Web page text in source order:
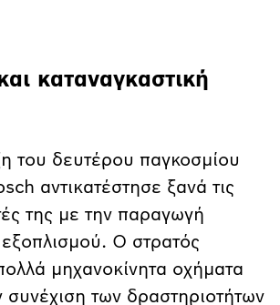
καταναγκαστική
του δευτέρου παγκοσμίου
αντικατέστησε ξανά τις
της με την παραγωγή
εξοπλισμού. Ο στρατός
μηχανοκίνητα οχήματα
των δραστηριοτήτων